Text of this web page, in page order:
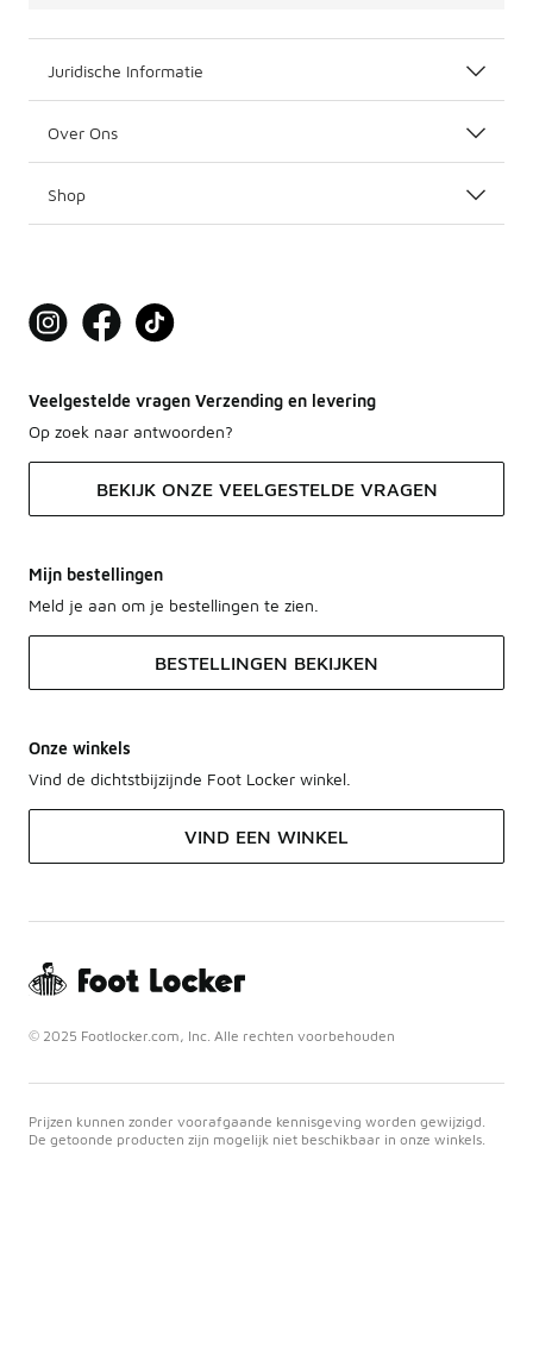
Juridische Informatie
Over Ons
Shop
Veelgestelde vragen Verzending en levering
Op zoek naar antwoorden?
BEKIJK ONZE VEELGESTELDE VRAGEN
Mijn bestellingen
Meld je aan om je bestellingen te zien.
BESTELLINGEN BEKIJKEN
Onze winkels
Vind de dichtstbijzijnde Foot Locker winkel.
VIND EEN WINKEL
© 2025 Footlocker.com, Inc. Alle rechten voorbehouden
Prijzen kunnen zonder voorafgaande kennisgeving worden gewijzigd.
De getoonde producten zijn mogelijk niet beschikbaar in onze winkels.